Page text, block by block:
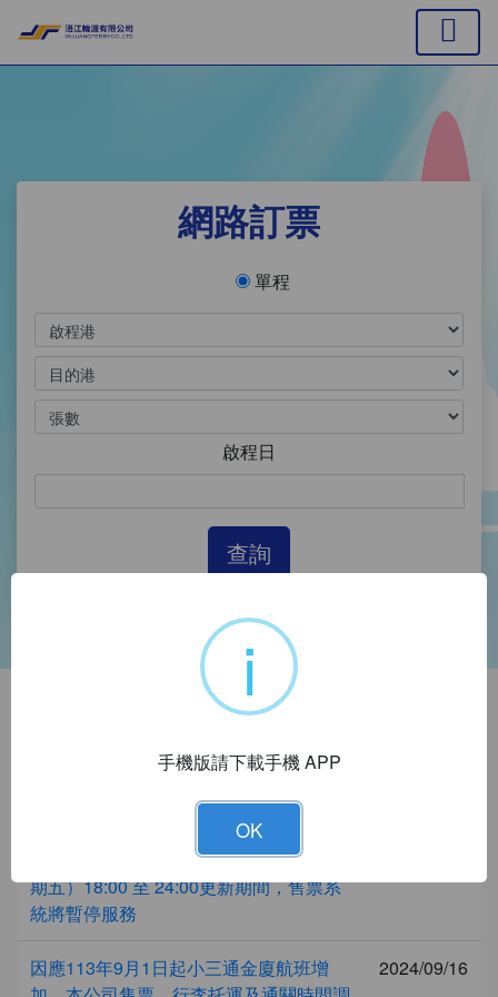
網路訂票
單程
啟程日
查詢
系統暫停服務時間：115年7月31日（星
期五）18:00 至 24:00更新期間，售票系
統將暫停服務
因應113年9月1日起小三通金廈航班增
2024/09/16
i
手機版請下載手機 APP
OK